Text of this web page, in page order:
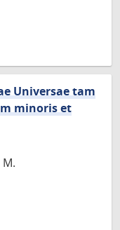
Universae tam
minoris et